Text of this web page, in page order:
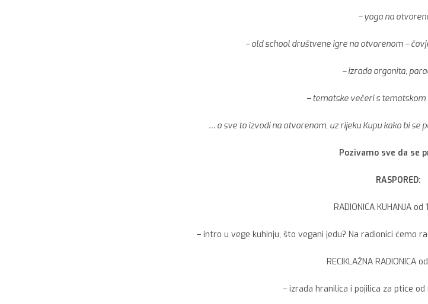
– yoga na
– old school društvene igre na otvorenom –
– izrada orgonita,
– tematske večeri s
… a sve to izvodi na otvorenom, uz rijeku Kupu kako bi se
Pozivamo sve da se
RASPORED:
RADIONICA KUHANJA od
– intro u vege kuhinju, što vegani jedu? Na radionici ćemo
RECIKLAŽNA RADIONICA
– izrada hranilica i pojilica za ptice